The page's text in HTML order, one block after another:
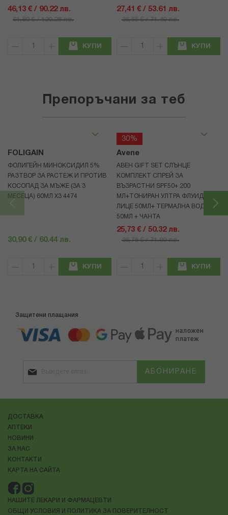
46,13 € / 90.22 лв.
61,50 € / 120.28 лв.
КУПИ
27,41 € / 53.61 лв.
36,55 € / 71.49 лв.
КУПИ
Препоръчани за теб
FOLIGAIN
ФОЛИГЕЙН МИНОКСИДИЛ 5%
РАЗТВОР ЗА РАСТЕЖ И ПРОТИВ
КОСОПАД ЗА МЪЖЕ (ЗА 3
МЕСЕЦА) 60МЛ X3 4474
30,90 € / 60.44 лв.
КУПИ
30%
Avene
АВЕН GIFT SET СЛЪНЦЕ
КОМПЛЕКТ СПРЕЙ ЗА
ВЪЗРАСТНИ SPF50+ 200
МЛ+ТОНИРАН УЛТРА ФЛУИД ЗА
ЛИЦЕ 50МЛ+ ТЕРМАЛНА ВОДА
50МЛ + ЧАНТА
25,73 € / 50.32 лв.
36,76 € / 71.90 лв.
КУПИ
Защитени плащания
АБОНИРАНЕ
ДОСТАВКА
АПТЕКИ
НОВИНИ
ЗА НАС
КОНТАКТИ
КАРТА НА САЙТА
НАШИТЕ ЛЕКАРИ И ФАРМАЦЕВТИ
ОБЩИ УСЛОВИЯ И ПОЛИТИКА ЗА ПОВЕРИТЕЛНОСТ